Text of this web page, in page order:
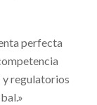
perfecta
y regulatorios